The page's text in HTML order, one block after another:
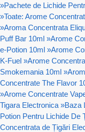
»Pachete de Lichide
»Toate: Arome
»Aroma Concentrata
Puff Bar 10ml »Arome
e-Potion 10ml »Arome
K-Fuel »Arome
Smokemania 10ml »
Concentrate The Flavor
»Arome Concentrate
Tigara Electronica »Baza
Potion Pentru Lichide De
Concentrata de Țigări